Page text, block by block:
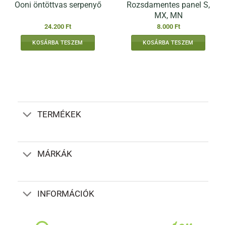
Ooni öntöttvas serpenyő
24.200 Ft
KOSÁRBA TESZEM
Rozsdamentes panel S,
MX, MN
8.000 Ft
KOSÁRBA TESZEM
TERMÉKEK
MÁRKÁK
INFORMÁCIÓK